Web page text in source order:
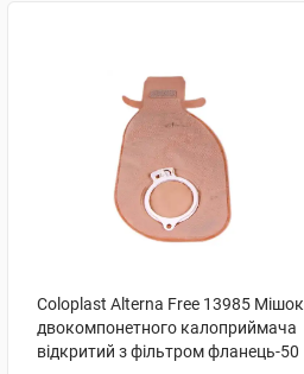
Coloplast Alterna Free 13985 Мішок
двокомпонетного калоприймача
відкритий з фільтром фланець-50